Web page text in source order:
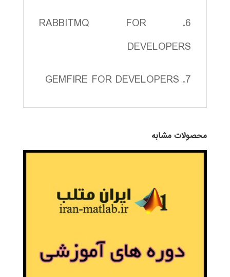
6. RABBITMQ FOR
DEVELOPERS
7. GEMFIRE FOR DEVELOPERS
محصولات مشابه